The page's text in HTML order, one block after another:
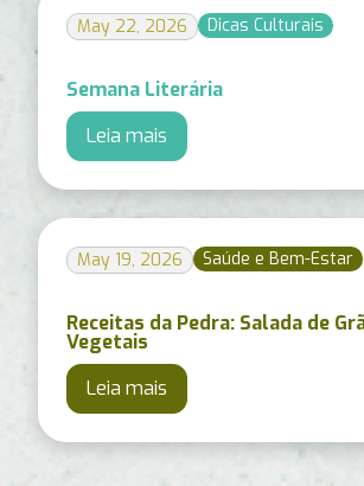
May 22, 2026 Dicas Culturais
Semana Literária
Leia mais
May 19, 2026 Saúde e Bem-Estar
Receitas da Pedra: Salada de
Vegetais
Leia mais